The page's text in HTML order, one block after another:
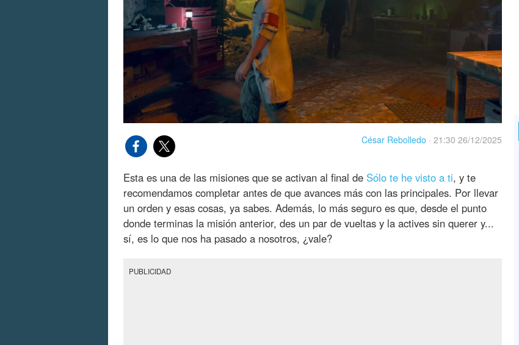
César Rebolledo · 21:30 26/12/2025
Esta es una de las misiones que se activan al final de Sólo te he visto a ti, y te
recomendamos completar antes de que avances más con las principales. Por llevar
un orden y esas cosas, ya sabes. Además, lo más seguro es que, desde el punto
donde terminas la misión anterior, des un par de vueltas y la actives sin querer y...
sí, es lo que nos ha pasado a nosotros, ¿vale?
PUBLICIDAD